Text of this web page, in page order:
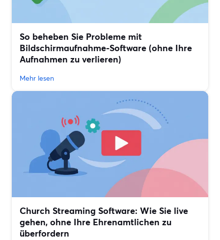
So beheben Sie Probleme mit
Bildschirmaufnahme-Software (ohne Ihre
Aufnahmen zu verlieren)
Mehr lesen
Church Streaming Software: Wie Sie live
gehen, ohne Ihre Ehrenamtlichen zu
überfordern